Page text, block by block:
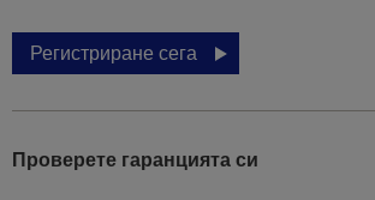
Регистриране сега
Проверете гаранцията си